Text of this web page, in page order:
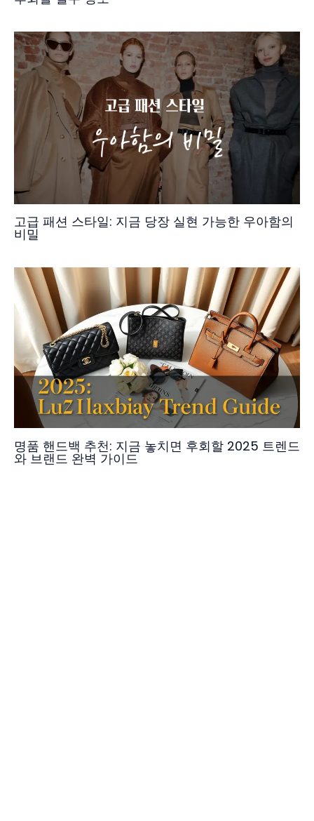
고급 패션 스타일: 지금 당장 실현 가능한 우아함의
비밀
명품 핸드백 추천: 지금 놓치면 후회할 2025 트렌드
와 브랜드 완벽 가이드